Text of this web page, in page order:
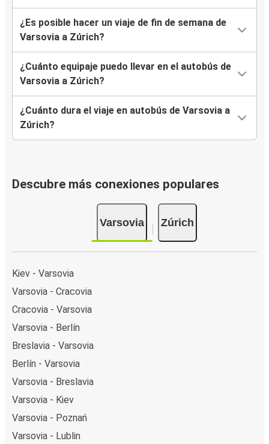
¿Es posible hacer un viaje de fin de semana de
Varsovia a Zúrich?
¿Cuánto equipaje puedo llevar en el autobús de
Varsovia a Zúrich?
¿Cuánto dura el viaje en autobús de Varsovia a
Zúrich?
Descubre más conexiones populares
Varsovia Zúrich
Kiev - Varsovia
Varsovia - Cracovia
Cracovia - Varsovia
Varsovia - Berlín
Breslavia - Varsovia
Berlín - Varsovia
Varsovia - Breslavia
Varsovia - Kiev
Varsovia - Poznań
Varsovia - Lublin